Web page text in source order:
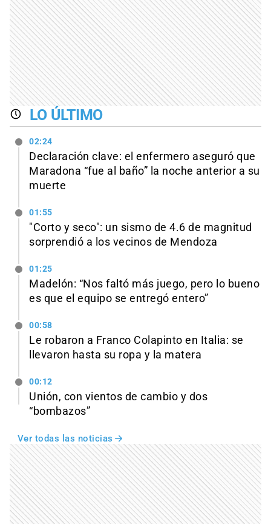
LO ÚLTIMO
02:24
Declaración clave: el enfermero aseguró que
Maradona “fue al baño” la noche anterior a su
muerte
01:55
"Corto y seco": un sismo de 4.6 de magnitud
sorprendió a los vecinos de Mendoza
01:25
Madelón: “Nos faltó más juego, pero lo bueno
es que el equipo se entregó entero”
00:58
Le robaron a Franco Colapinto en Italia: se
llevaron hasta su ropa y la matera
00:12
Unión, con vientos de cambio y dos
“bombazos”
Ver todas las noticias